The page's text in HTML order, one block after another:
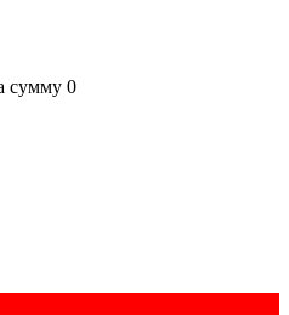
сумму 0